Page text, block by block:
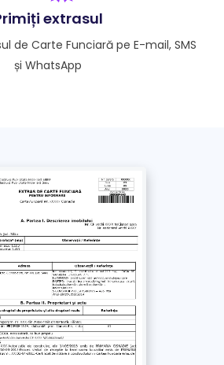
și pe WhatsApp
extrasul se trimite doar pe e-
site. Împuternicesc un
Extras-carte-funciara.ro să solicite
cu Cardul >69Lei+ TVA
prinbancă>69Lei+ TVA
extrasul
de Carte Funciară pe E-mail, SMS
și WhatsApp